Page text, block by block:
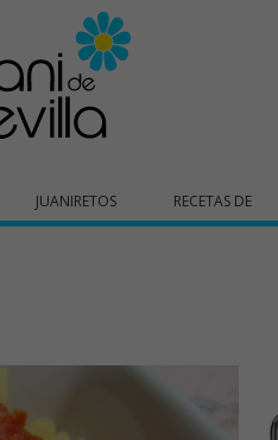
JUANIRETOS RECETAS DE